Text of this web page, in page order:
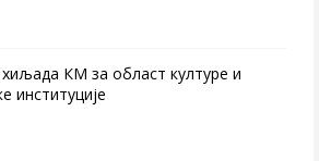
КМ за област културе и
институције